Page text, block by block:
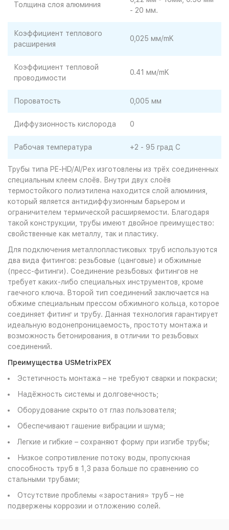
Толщина слоя алюминия
- 20 мм.
Коэффициент теплового
расширения
0,025 мм/mK
Коэффициент тепловой
проводимости
0.41 мм/mK
Пороватость 0,005 мм
Диффузионность кислорода 0
Рабочая температура +2 - 95 град С
Трубы типа PE-HD/Al/Pex изготовлены из трёх соединенных
специальным клеем слоёв. Внутри двух слоёв
термостойкого полиэтилена находится слой алюминия,
который является антидиффузионным барьером и
ограничителем термической расширяемости. Благодаря
такой конструкции, трубы имеют двойное преимущество:
свойственные как металлу, так и пластику.
Для подключения металлопластиковых труб используются
два вида фитингов: резьбовые (цанговые) и обжимные
(пресс-фитинги). Соединение резьбовых фитингов не
требует каких-либо специальных инструментов, кроме
гаечного ключа. Второй тип соединений заключается на
обжиме специальным прессом обжимного кольца, которое
соединяет фитинг и трубу. Данная технология гарантирует
идеальную водонепроницаемость, простоту монтажа и
возможность бетонирования, в отличии то резьбовых
соединений.
Преимущества USMetrixPEX
Эстетичность монтажа – не требуют сварки и покраски;
Надёжность системы и долговечность;
Оборудование скрыто от глаз пользователя;
Обеспечивают гашение вибрации и шума;
Легкие и гибкие – сохраняют форму при изгибе трубы;
Низкое сопротивление потоку воды, пропускная
способность труб в 1,3 раза больше по сравнению со
стальными трубами;
Отсутствие проблемы «заростания» труб – не
подвержены коррозии и отложению солей.